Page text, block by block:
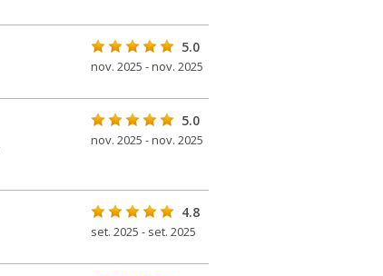
5.0
nov. 2025 - nov. 2025
5.0
nov. 2025 - nov. 2025
4.8
set. 2025 - set. 2025